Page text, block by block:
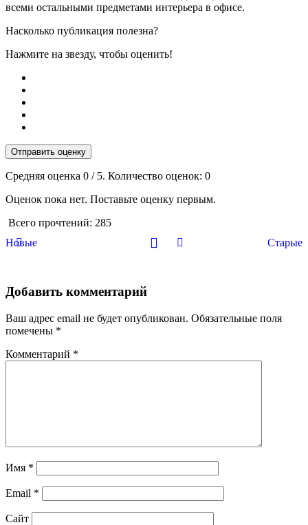
всеми остальными предметами интерьера в офисе.
Насколько публикация полезна?
Нажмите на звезду, чтобы оценить!
Отправить оценку
Средняя оценка 0 / 5. Количество оценок: 0
Оценок пока нет. Поставьте оценку первым.
Всего прочтений: 285
Новые
Старые
Добавить комментарий
Ваш адрес email не будет опубликован. Обязательные поля
помечены *
Комментарий *
Имя *
Email *
Сайт